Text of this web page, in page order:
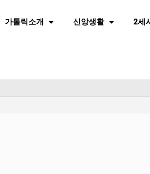
가톨릭소개 신앙생활 2세